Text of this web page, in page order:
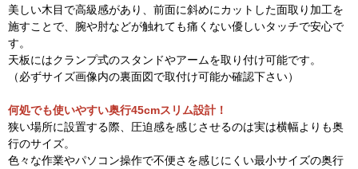
美しい木目で高級感があり、前面に斜めにカットした面取り加工を
施すことで、腕や肘などが触れても痛くない優しいタッチで安心で
す。
天板にはクランプ式のスタンドやアームを取り付け可能です。
（必ずサイズ画像内の裏面図で取付け可能か確認下さい）
何処でも使いやすい奥行45cmスリム設計！
狭い場所に設置する際、圧迫感を感じさせるのは実は横幅よりも奥
行のサイズ。
色々な作業やパソコン操作で不便さを感じにくい最小サイズの奥行